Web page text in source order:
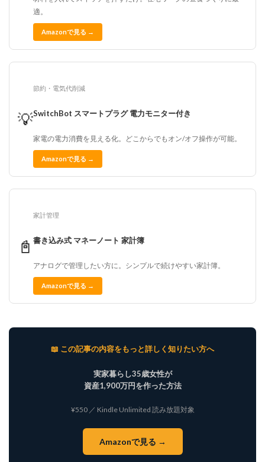
適。
Amazonで見る →
💡
節約・電気代削減
SwitchBot スマートプラグ 電力モニター付き
家電の電力消費を見える化。どこからでもオン/オフ操作が可能。
Amazonで見る →
📓
家計管理
書き込み式 マネーノート 家計簿
アナログで管理したい方に。シンプルで続けやすい家計簿。
Amazonで見る →
📖 この記事の内容をもっと詳しく知りたい方へ
実家暮らし35歳女性が
資産1,900万円を作った方法
¥550 ／ Kindle Unlimited 読み放題対象
Amazonで見る →